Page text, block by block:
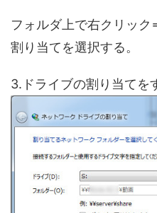
フォルダ上で右クリッ
割り当てを選択する。
3.ドライブの割り当てを